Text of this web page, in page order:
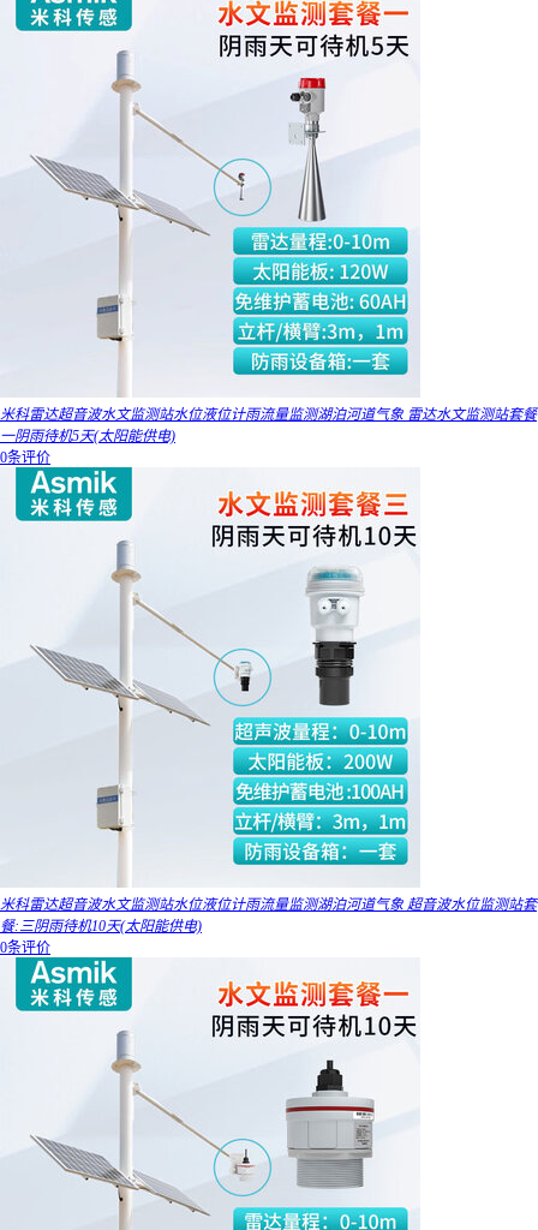
米科雷达超音波水文监测站水位液位计雨流量监测湖泊河道气象 雷达水文监测站套餐
一阴雨待机5天(太阳能供电)
0条评价
米科雷达超音波水文监测站水位液位计雨流量监测湖泊河道气象 超音波水位监测站套
餐:三阴雨待机10天(太阳能供电)
0条评价